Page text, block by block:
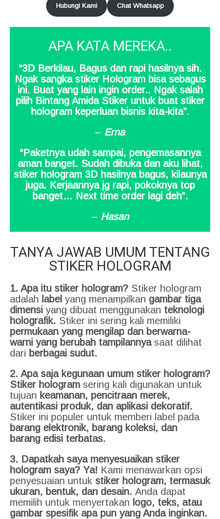
Hubungi Kami Chat Whatsapp
APA KATA MEREKA..
“3D Berkilau, Bagus dan rapi hasilnya sih.
Ngak sangka stiker Hologram bisa sebagus
ini. Buat yang lain ingin order.. Ngak salah
pilih Bintang Amida Stiker untuk buat stiker
hologram keperluan bisnis kita-kita”.
– Erna
“Paketnya udah sampai, pengemasannya
aman banget. Sudah dibuka dan aku lihat,
stiker hologram 3D hasilnya bagus, kilaunya
juga. Kerjaannya jg rapi, pokoknya top
banget… Next time order lagi deh”.
– Hasan
TANYA JAWAB UMUM TENTANG
STIKER HOLOGRAM
1. Apa itu stiker hologram? Stiker hologram
adalah label yang menampilkan gambar tiga
dimensi yang dibuat menggunakan teknologi
holografik. Stiker ini sering kali memiliki
permukaan yang mengilap dan berwarna-
warni yang berubah tampilannyasaat dilihat
dari berbagai sudut.
2. Apa saja kegunaan umum stiker hologram?
Stiker hologram sering kali digunakan untuk
tujuan keamanan, pencitraan merek,
autentikasi produk, dan aplikasi dekoratif.
Stiker ini populer untuk memberi label pada
barang elektronik, barang koleksi, dan
barang edisi terbatas.
3. Dapatkah saya menyesuaikan stiker
hologram saya? Ya! Kami menawarkan opsi
penyesuaian untuk stiker hologram, termasuk
ukuran, bentuk, dan desain. Anda dapat
memilih untuk menyertakan logo, teks, atau
gambar spesifik apa pun yang Anda inginkan.